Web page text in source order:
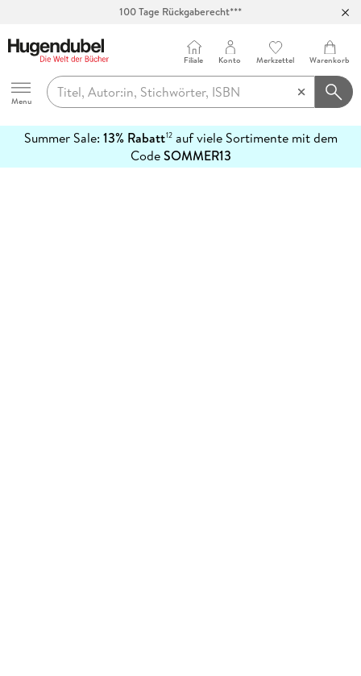
100 Tage Rückgaberecht***
Hugendubel
Menu
Filiale Konto Merkzettel Warenkorb
Summer Sale: 13% Rabatt12auf viele Sortimente mit dem
CodeSOMMER13
erfahren